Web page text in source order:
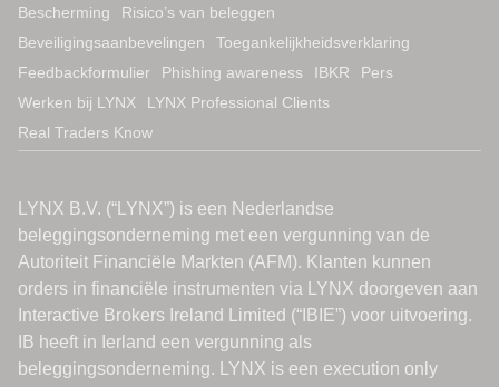
Bescherming
Risico’s van beleggen
Beveiligingsaanbevelingen
Toegankelijkheidsverklaring
Feedbackformulier
Phishing awareness IBKR
Pers
Werken bij LYNX
LYNX Professional Clients
Real Traders Know